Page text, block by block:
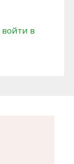
войти в